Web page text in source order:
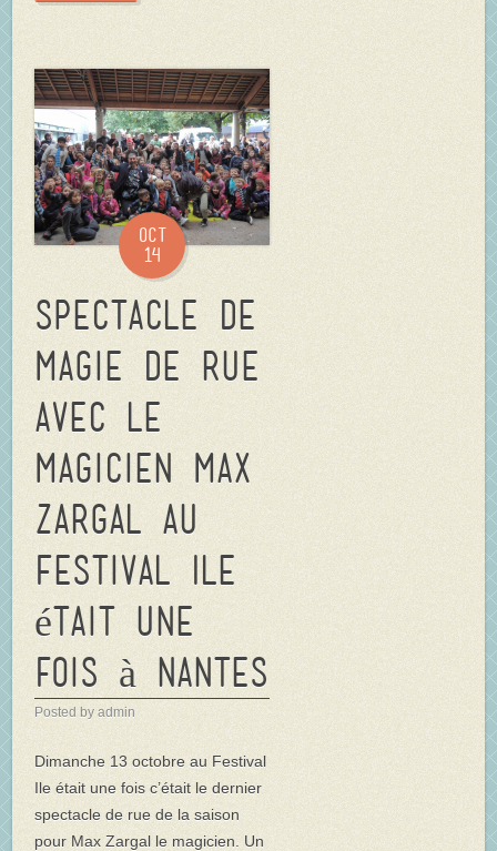
Oct
14
Spectacle de
magie de rue
avec le
magicien Max
Zargal au
Festival Ile
était une
fois à Nantes
Posted by admin
Dimanche 13 octobre au Festival
Ile était une fois c’était le dernier
spectacle de rue de la saison
pour Max Zargal le magicien. Un